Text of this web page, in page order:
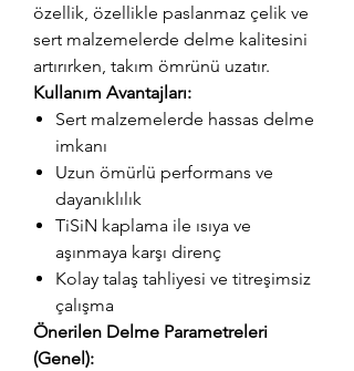
özellik, özellikle paslanmaz çelik ve
sert malzemelerde delme kalitesini
artırırken, takım ömrünü uzatır.
Kullanım Avantajları:
Sert malzemelerde hassas delme
imkanı
Uzun ömürlü performans ve
dayanıklılık
TiSiN kaplama ile ısıya ve
aşınmaya karşı direnç
Kolay talaş tahliyesi ve titreşimsiz
çalışma
Önerilen Delme Parametreleri
(Genel):